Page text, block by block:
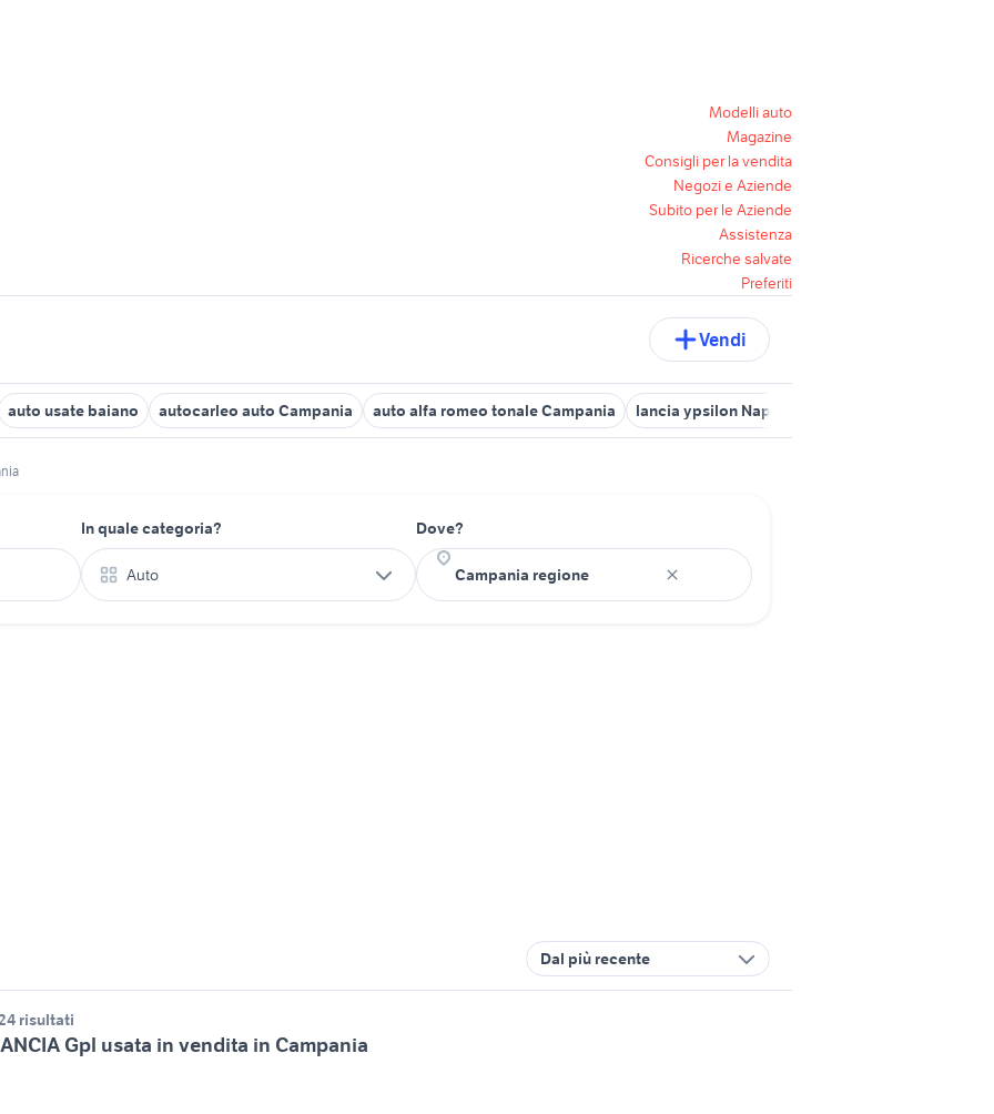
Modelli auto
Magazine
Consigli per la vendita
Negozi e Aziende
Subito per le Aziende
Assistenza
Ricerche salvate
Preferiti
Vendi
auto usate baiano autocarleo auto Campania auto alfa romeo tonale Campania lancia ypsilon Napoli provincia
In quale categoria?
Auto
Dove?
Dal più recente
risultati
Gpl usata in vendita in Campania